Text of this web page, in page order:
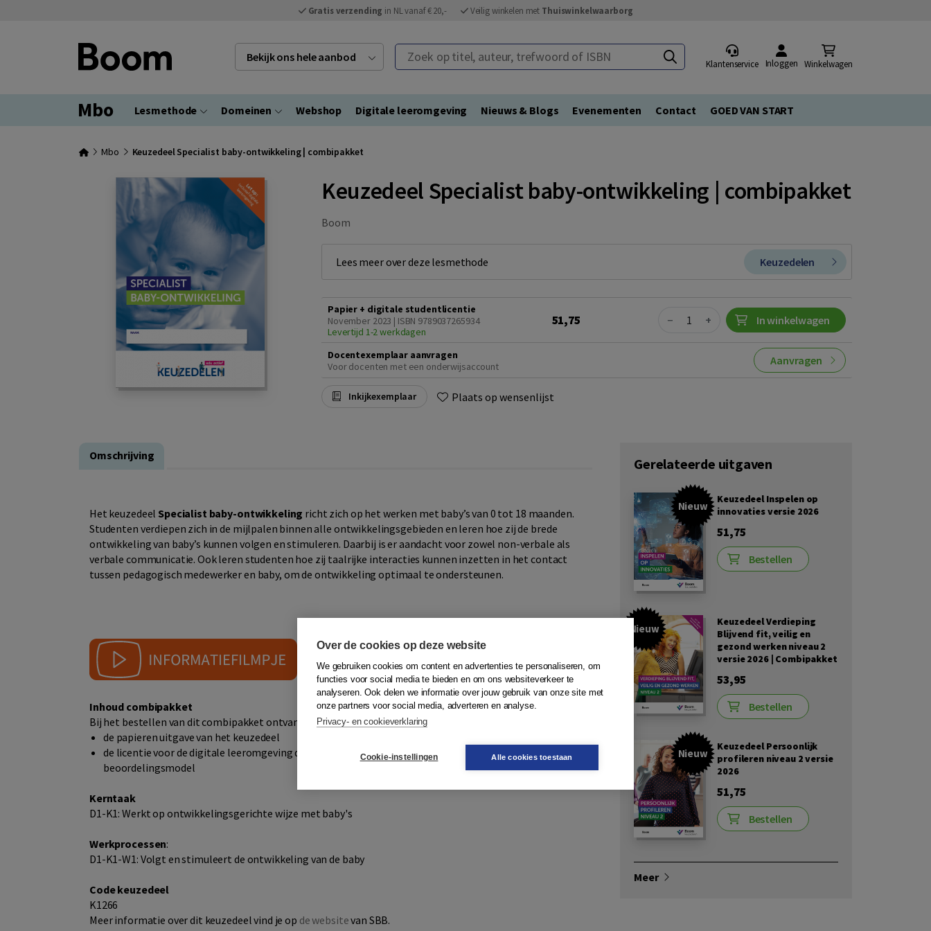
Gratis verzending in NL vanaf € 20,- Veilig winkelen met Thuiswinkelwaarborg
Bekijk ons hele aanbod Zoek op titel, auteur, trefwoord of ISBN
Klantenservice Inloggen Winkelwagen
Mbo Lesmethode Domeinen Webshop Digitale leeromgeving Nieuws & Blogs Evenementen Contact GOED VAN START
Mbo Keuzedeel Specialist baby-ontwikkeling | combipakket
Keuzedeel Specialist baby-ontwikkeling | combipakket
Boom
Lees meer over deze lesmethode Keuzedelen
Papier + digitale studentlicentie
November 2023 | ISBN 9789037265934
Levertijd 1-2 werkdagen
51,75 Quantity
− + In winkelwagen
Docentexemplaar aanvragen
Voor docenten met een onderwijsaccount
Aanvragen
Inkijkexemplaar Plaats op wensenlijst
Omschrijving
Het keuzedeel Specialist baby-ontwikkeling richt zich op het werken met baby’s van 0 tot 18 maanden.
Studenten verdiepen zich in de mijlpalen binnen alle ontwikkelingsgebieden en leren hoe zij de brede
ontwikkeling van baby’s kunnen volgen en stimuleren. Daarbij is er aandacht voor zowel non-verbale als
verbale communicatie. Ook leren studenten hoe zij taalrijke interacties kunnen inzetten in het contact
tussen pedagogisch medewerker en baby, om de ontwikkeling optimaal te ondersteunen.
Inhoud combipakket
Bij het bestellen van dit combipakket ontvangt u:
de papieren uitgave van het keuzedeel
de licentie voor de digitale leeromgeving die toegang geeft tot de content van het keuzedeel en het
beoordelingsmodel
Kerntaak
D1-K1: Werkt op ontwikkelingsgerichte wijze met baby's
Werkprocessen:
D1-K1-W1: Volgt en stimuleert de ontwikkeling van de baby
Code keuzedeel
K1266
Meer informatie over dit keuzedeel vind je op de websitevan SBB.
Gerelateerde uitgaven
Nieuw
Keuzedeel Inspelen op
innovaties versie 2026
51,75
Bestellen
Nieuw
Keuzedeel Verdieping
Blijvend fit, veilig en
gezond werken niveau 2
versie 2026 | Combipakket
53,95
Bestellen
Nieuw
Keuzedeel Persoonlijk
profileren niveau 2 versie
2026
51,75
Bestellen
Meer
Over de cookies op deze website
We gebruiken cookies om content en advertenties te personaliseren, om
functies voor social media te bieden en om ons websiteverkeer te
analyseren. Ook delen we informatie over jouw gebruik van onze site met
onze partners voor social media, adverteren en analyse.
Privacy- en cookieverklaring
Cookie-instellingen Alle cookies toestaan